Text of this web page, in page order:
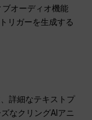
オーディオ機能
リガーを生成する
詳細なテキストプ
なクリングAIアニ